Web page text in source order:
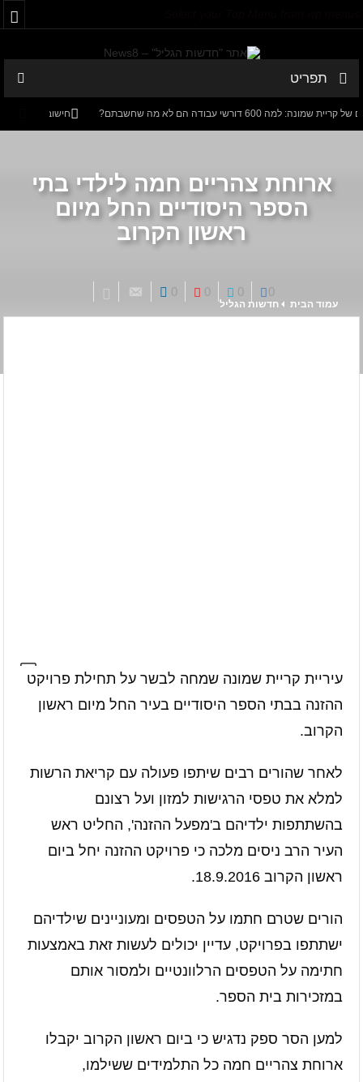
תפריט
600 דורשי עבודה הם לא מה שחשבתם? חישוב מסלול
ארוחת צהריים חמה לילדי בתי
הספר היסודיים החל מיום
ראשון הקרוב
0
0
0
0
עמוד הבית חדשות הגליל
עיריית קריית שמונה שמחה לבשר על תחילת פרויקט
ההזנה בבתי הספר היסודיים בעיר החל מיום ראשון
הקרוב.
לאחר שהורים רבים שיתפו פעולה עם קריאת הרשות
למלא את טפסי הרגישות למזון ועל רצונם
בהשתתפות ילדיהם ב'מפעל ההזנה', החליט ראש
העיר הרב ניסים מלכה כי פרויקט ההזנה יחל ביום
ראשון הקרוב 18.9.2016.
הורים שטרם חתמו על הטפסים ומעוניינים שילדיהם
ישתתפו בפרויקט, עדיין יכולים לעשות זאת באמצעות
חתימה על הטפסים הרלוונטיים ולמסור אותם
במזכירות בית הספר.
למען הסר ספק נדגיש כי ביום ראשון הקרוב יקבלו
ארוחת צהריים חמה כל התלמידים ששילמו,